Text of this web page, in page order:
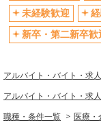
未経験歓迎
新卒・第二新卒歓
アルバイト・バイト・求
アルバイト・バイト・求
職種・条件一覧 医療・